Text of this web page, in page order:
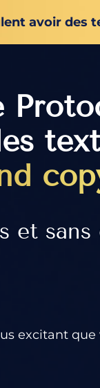
avoir des
et
excitant